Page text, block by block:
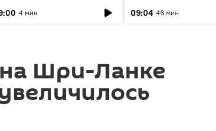
4 мин
келечеги
09:04 46 мин
Шри-Ланке